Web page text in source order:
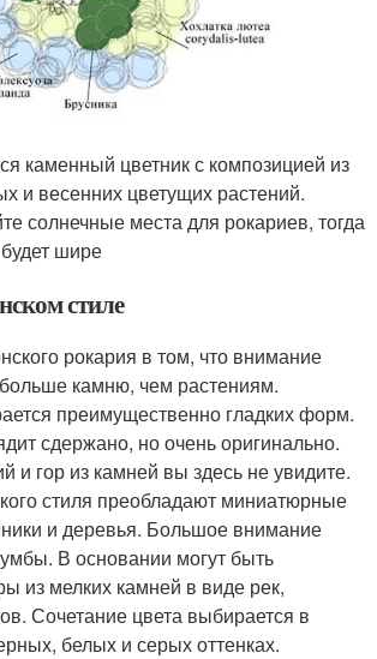
каменный цветник с композицией из
и весенних цветущих растений.
солнечные места для рокариев, тогда
шире
стиле
рокария в том, что внимание
больше камню, чем растениям.
преимущественно гладких форм.
сдержано, но очень оригинально.
и гор из камней вы здесь не увидите.
стиля преобладают миниатюрные
и деревья. Большое внимание
В основании могут быть
из мелких камней в виде рек,
Сочетание цвета выбирается в
белых и серых оттенках.